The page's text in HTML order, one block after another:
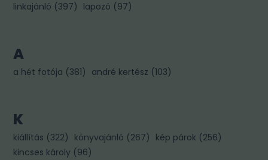
linkajánló (397) lapozó (97)
A
a hét fotója (381) andré kertész (103)
K
kiállítás (322) könyvajánló (267) kép párok (256)
kincses károly (96)